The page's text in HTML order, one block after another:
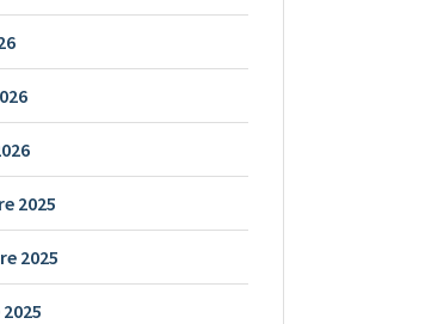
2025
2025